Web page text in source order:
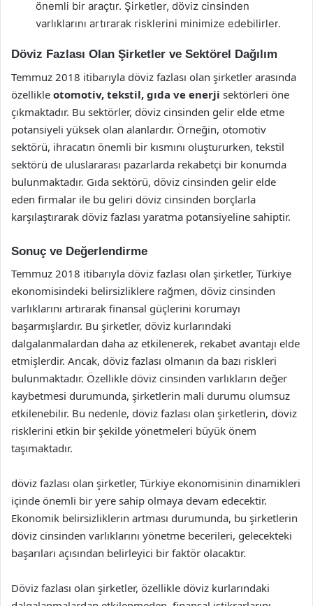
önemli bir araçtır. Şirketler, döviz cinsinden
varlıklarını artırarak risklerini minimize edebilirler.
Döviz Fazlası Olan Şirketler ve Sektörel Dağılım
Temmuz 2018 itibarıyla döviz fazlası olan şirketler arasında
özellikle otomotiv, tekstil, gıda ve enerji sektörleri öne
çıkmaktadır. Bu sektörler, döviz cinsinden gelir elde etme
potansiyeli yüksek olan alanlardır. Örneğin, otomotiv
sektörü, ihracatın önemli bir kısmını oluştururken, tekstil
sektörü de uluslararası pazarlarda rekabetçi bir konumda
bulunmaktadır. Gıda sektörü, döviz cinsinden gelir elde
eden firmalar ile bu geliri döviz cinsinden borçlarla
karşılaştırarak döviz fazlası yaratma potansiyeline sahiptir.
Sonuç ve Değerlendirme
Temmuz 2018 itibarıyla döviz fazlası olan şirketler, Türkiye
ekonomisindeki belirsizliklere rağmen, döviz cinsinden
varlıklarını artırarak finansal güçlerini korumayı
başarmışlardır. Bu şirketler, döviz kurlarındaki
dalgalanmalardan daha az etkilenerek, rekabet avantajı elde
etmişlerdir. Ancak, döviz fazlası olmanın da bazı riskleri
bulunmaktadır. Özellikle döviz cinsinden varlıkların değer
kaybetmesi durumunda, şirketlerin mali durumu olumsuz
etkilenebilir. Bu nedenle, döviz fazlası olan şirketlerin, döviz
risklerini etkin bir şekilde yönetmeleri büyük önem
taşımaktadır.
döviz fazlası olan şirketler, Türkiye ekonomisinin dinamikleri
içinde önemli bir yere sahip olmaya devam edecektir.
Ekonomik belirsizliklerin artması durumunda, bu şirketlerin
döviz cinsinden varlıklarını yönetme becerileri, gelecekteki
başarıları açısından belirleyici bir faktör olacaktır.
Döviz fazlası olan şirketler, özellikle döviz kurlarındaki